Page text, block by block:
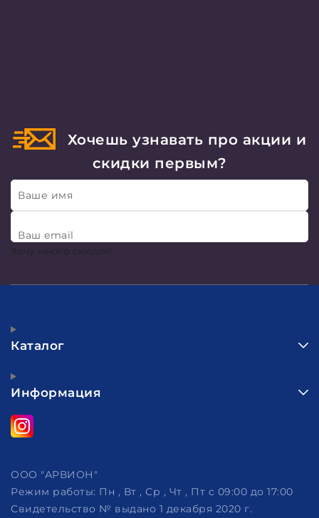
Хочешь узнавать про акции и
скидки первым?
Ваше имя
Ваш email
Хочу много скидок!
Каталог
Информация
ООО "АРВИОН"
Режим работы: Пн , Вт , Ср , Чт , Пт c 09:00 до 17:00
Свидетельство № выдано 1 декабря 2020 г.